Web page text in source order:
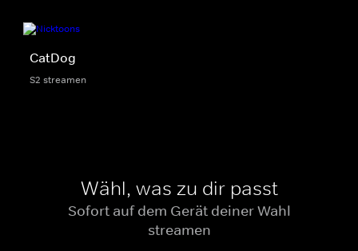
CatDog
S2 streamen
Wähl, was zu dir passt
Sofort auf dem Gerät deiner Wahl
streamen